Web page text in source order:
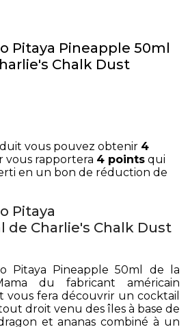
Pitaya Pineapple 50ml
Chalk Dust
vous pouvez obtenir 4
vous rapportera 4 points qui
en un bon de réduction de
Pitaya
de Charlie's Chalk Dust
Pitaya Pineapple 50ml de la
du fabricant américain
vous fera découvrir un cocktail
droit venu des îles à base de
et ananas combiné à un